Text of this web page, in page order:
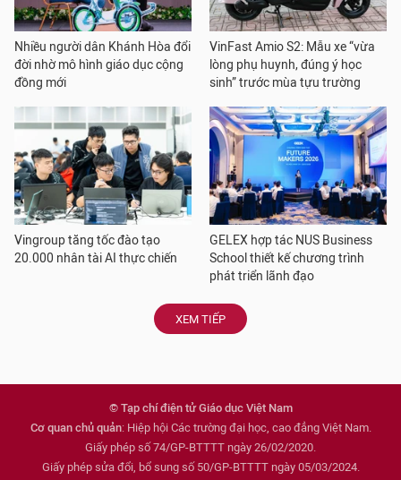
Nhiều người dân Khánh Hòa đổi
đời nhờ mô hình giáo dục cộng
đồng mới
VinFast Amio S2: Mẫu xe “vừa
lòng phụ huynh, đúng ý học
sinh” trước mùa tựu trường
Vingroup tăng tốc đào tạo
20.000 nhân tài AI thực chiến
GELEX hợp tác NUS Business
School thiết kế chương trình
phát triển lãnh đạo
XEM TIẾP
© Tạp chí điện tử Giáo dục Việt Nam
Cơ quan chủ quản: Hiệp hội Các trường đại học, cao đẳng Việt Nam.
Giấy phép số 74/GP-BTTTT ngày 26/02/2020.
Giấy phép sửa đổi, bổ sung số 50/GP-BTTTT ngày 05/03/2024.